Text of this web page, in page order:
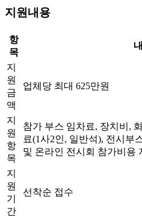
지원내용
항
목
지
원
금
액
업체당 최대 625만원
지
원
항
목
참가 부스 임차료, 장치비,
료(1사2인, 일반석), 전시부
및 온라인 전시회 참가비용
지
원
기
간
선착순 접수